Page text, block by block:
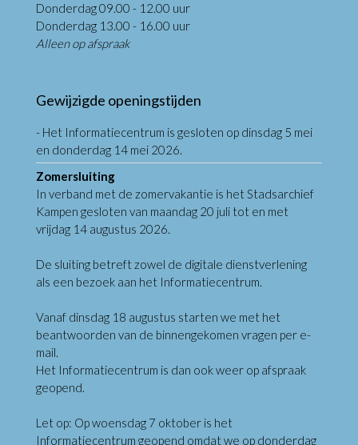
Donderdag 09.00 - 12.00 uur
Donderdag 13.00 - 16.00 uur
Alleen op afspraak
Gewijzigde openingstijden
- Het Informatiecentrum is gesloten op dinsdag 5 mei
en donderdag 14 mei 2026.
Zomersluiting
In verband met de zomervakantie is het Stadsarchief
Kampen gesloten van maandag 20 juli tot en met
vrijdag 14 augustus 2026.
De sluiting betreft zowel de digitale dienstverlening
als een bezoek aan het Informatiecentrum.
Vanaf dinsdag 18 augustus starten we met het
beantwoorden van de binnengekomen vragen per e-
mail.
Het Informatiecentrum is dan ook weer op afspraak
geopend.
Let op: Op woensdag 7 oktober is het
Informatiecentrum geopend omdat we op donderdag